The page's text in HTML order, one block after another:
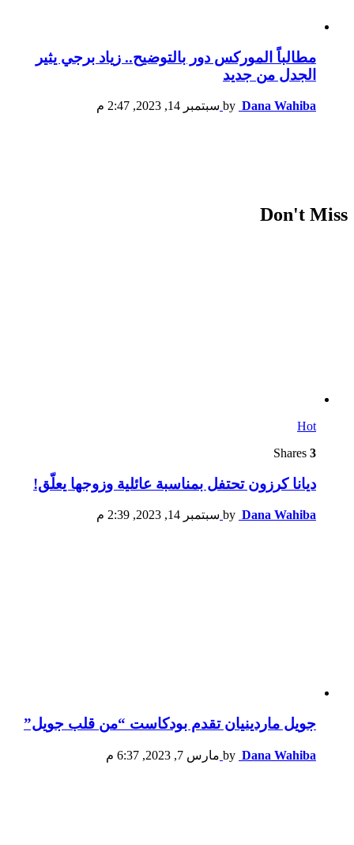
مطالباً الموركس دور بالتوضيح.. زياد برجي يثير
الجدل من جديد
by Dana Wahiba سبتمبر 14, 2023, 2:47 م
Don't Miss
Hot
3
ديانا كرزون تحتفل بمناسبة عائلية وزوجها يعلّق!
by Dana Wahiba سبتمبر 14, 2023, 2:39 م
جويل ماردينيان تقدم بودكاست “من قلب جويل”
by Dana Wahiba مارس 7, 2023, 6:37 م